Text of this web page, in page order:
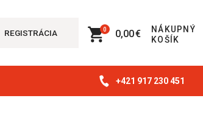
REGISTRÁCIA 0,00 €
NÁKUPNÝ
KOŠÍK
0
+421 917 230 451